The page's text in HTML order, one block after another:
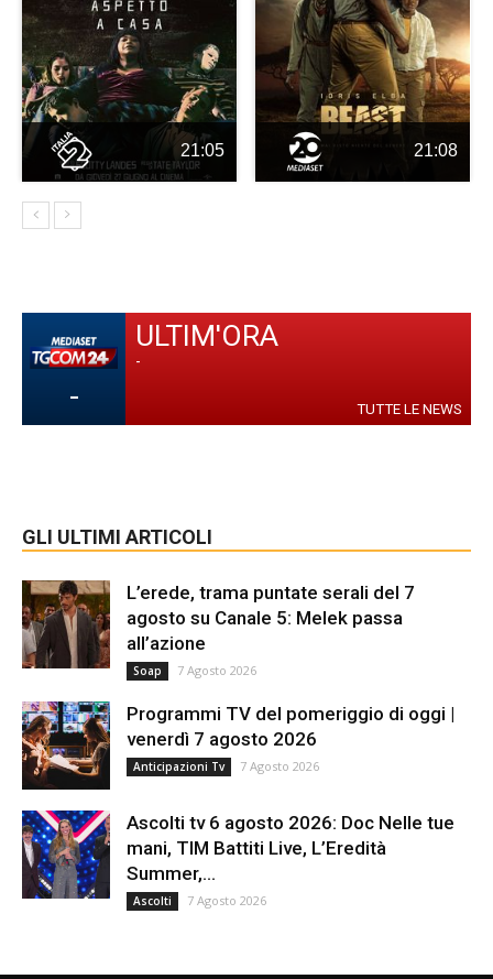
21:05 21:08
-
ULTIM'ORA
-
TUTTE LE NEWS
GLI ULTIMI ARTICOLI
L’erede, trama puntate serali del 7
agosto su Canale 5: Melek passa
all’azione
Soap 7 Agosto 2026
Programmi TV del pomeriggio di oggi |
venerdì 7 agosto 2026
Anticipazioni Tv 7 Agosto 2026
Ascolti tv 6 agosto 2026: Doc Nelle tue
mani, TIM Battiti Live, L’Eredità
Summer,...
Ascolti 7 Agosto 2026